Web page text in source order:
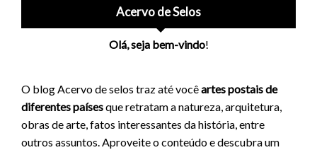
Acervo de Selos
Olá, seja bem-vindo!
O blog Acervo de selos traz até vocêartes postais de
diferentes paísesque retratam a natureza, arquitetura,
obras de arte, fatos interessantes da história, entre
outros assuntos. Aproveite o conteúdo e descubra um